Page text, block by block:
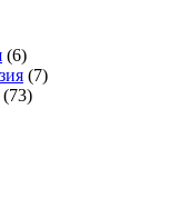
(6)
(7)
(73)